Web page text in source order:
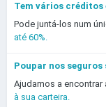
Tem vários créditos
Pode juntá-los num
até 60%.
Poupar nos
Ajudamos a
à sua carteira.